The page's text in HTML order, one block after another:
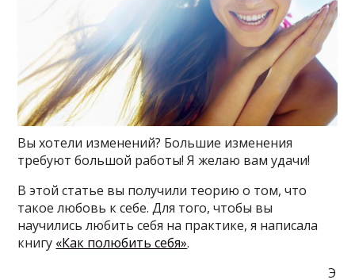
Вы хотели изменений? Большие изменения
требуют большой работы! Я желаю вам удачи!
В этой статье вы получили теорию о том, что
такое любовь к себе. Для того, чтобы вы
научились любить себя на практике, я написала
книгу «Как полюбить себя».
Э